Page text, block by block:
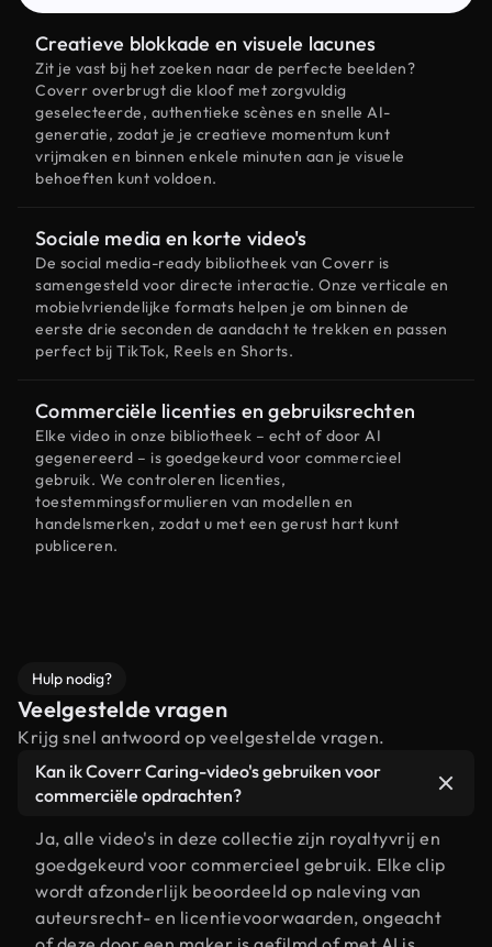
Creatieve blokkade en visuele lacunes
Zit je vast bij het zoeken naar de perfecte beelden?
Coverr overbrugt die kloof met zorgvuldig
geselecteerde, authentieke scènes en snelle AI-
generatie, zodat je je creatieve momentum kunt
vrijmaken en binnen enkele minuten aan je visuele
behoeften kunt voldoen.
Sociale media en korte video's
De social media-ready bibliotheek van Coverr is
samengesteld voor directe interactie. Onze verticale en
mobielvriendelijke formats helpen je om binnen de
eerste drie seconden de aandacht te trekken en passen
perfect bij TikTok, Reels en Shorts.
Commerciële licenties en gebruiksrechten
Elke video in onze bibliotheek – echt of door AI
gegenereerd – is goedgekeurd voor commercieel
gebruik. We controleren licenties,
toestemmingsformulieren van modellen en
handelsmerken, zodat u met een gerust hart kunt
publiceren.
Hulp nodig?
Veelgestelde vragen
Krijg snel antwoord op veelgestelde vragen.
Kan ik Coverr Caring-video's gebruiken voor
commerciële opdrachten?
Ja, alle video's in deze collectie zijn royaltyvrij en
goedgekeurd voor commercieel gebruik. Elke clip
wordt afzonderlijk beoordeeld op naleving van
auteursrecht- en licentievoorwaarden, ongeacht